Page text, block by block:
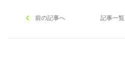
前の記事へ 記事一覧